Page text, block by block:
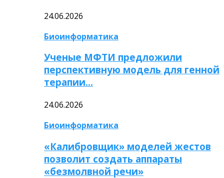
24.06.2026
Биоинформатика
Ученые МФТИ предложили
перспективную модель для генной
терапии…
24.06.2026
Биоинформатика
«Калибровщик» моделей жестов
позволит создать аппараты
«безмолвной речи»